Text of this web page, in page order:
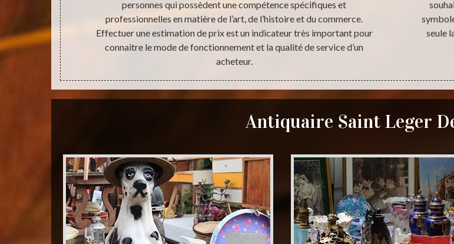
ce soit
avec les
personnes qui possèdent une compétence spécifiques et
professionnelles en matière de l’art, de l’histoire et du commerce.
Effectuer une estimation de prix est un indicateur très important pour
connaitre le mode de fonctionnement et la qualité de service d’un
acheteur.
seule
Antiquaire Saint Leger